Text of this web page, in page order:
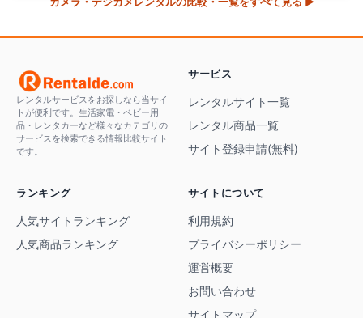
レンタルサービスをお探しなら当サイ
トが便利です。生活家電・ベビー用
品・レンタカーなど様々なカテゴリの
サービスを検索できる情報比較サイト
です。
サービス
レンタルサイト一覧
レンタル商品一覧
サイト登録申請(無料)
ランキング
人気サイトランキング
人気商品ランキング
サイトについて
利用規約
プライバシーポリシー
運営概要
お問い合わせ
サイトマップ